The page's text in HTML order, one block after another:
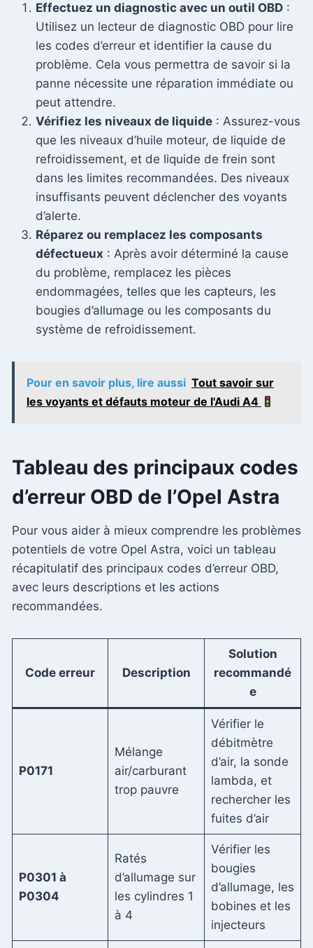
Effectuez un diagnostic avec un outil OBD :
Utilisez un lecteur de diagnostic OBD pour lire
les codes d’erreur et identifier la cause du
problème. Cela vous permettra de savoir si la
panne nécessite une réparation immédiate ou
peut attendre.
Vérifiez les niveaux de liquide : Assurez-vous
que les niveaux d’huile moteur, de liquide de
refroidissement, et de liquide de frein sont
dans les limites recommandées. Des niveaux
insuffisants peuvent déclencher des voyants
d’alerte.
Réparez ou remplacez les composants
défectueux : Après avoir déterminé la cause
du problème, remplacez les pièces
endommagées, telles que les capteurs, les
bougies d’allumage ou les composants du
système de refroidissement.
Pour en savoir plus, lire aussi Tout savoir sur
les voyants et défauts moteur de l'Audi A4
Tableau des principaux codes
d’erreur OBD de l’Opel Astra
Pour vous aider à mieux comprendre les problèmes
potentiels de votre Opel Astra, voici un tableau
récapitulatif des principaux codes d’erreur OBD,
avec leurs descriptions et les actions
recommandées.
Code erreur Description
Solution
recommandé
e
P0171
Mélange
air/carburant
trop pauvre
Vérifier le
débitmètre
d’air, la sonde
lambda, et
rechercher les
fuites d’air
P0301 à
P0304
Ratés
d’allumage sur
les cylindres 1
à 4
Vérifier les
bougies
d’allumage, les
bobines et les
injecteurs